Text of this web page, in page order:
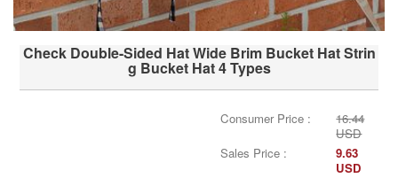
Check Double-Sided Hat Wide Brim Bucket Hat Strin
g Bucket Hat 4 Types
Consumer Price :
16.44
USD
Sales Price :
9.63
USD